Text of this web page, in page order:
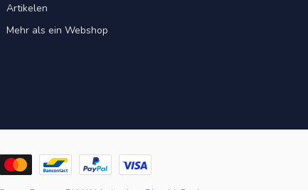
Artikelen
Mehr als ein Webshop